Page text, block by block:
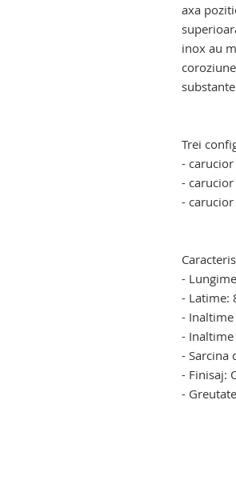
axa
inox au
Trei
-
-
-
-
- Latime:
-
-
- Sarcina
- Finisaj:
-